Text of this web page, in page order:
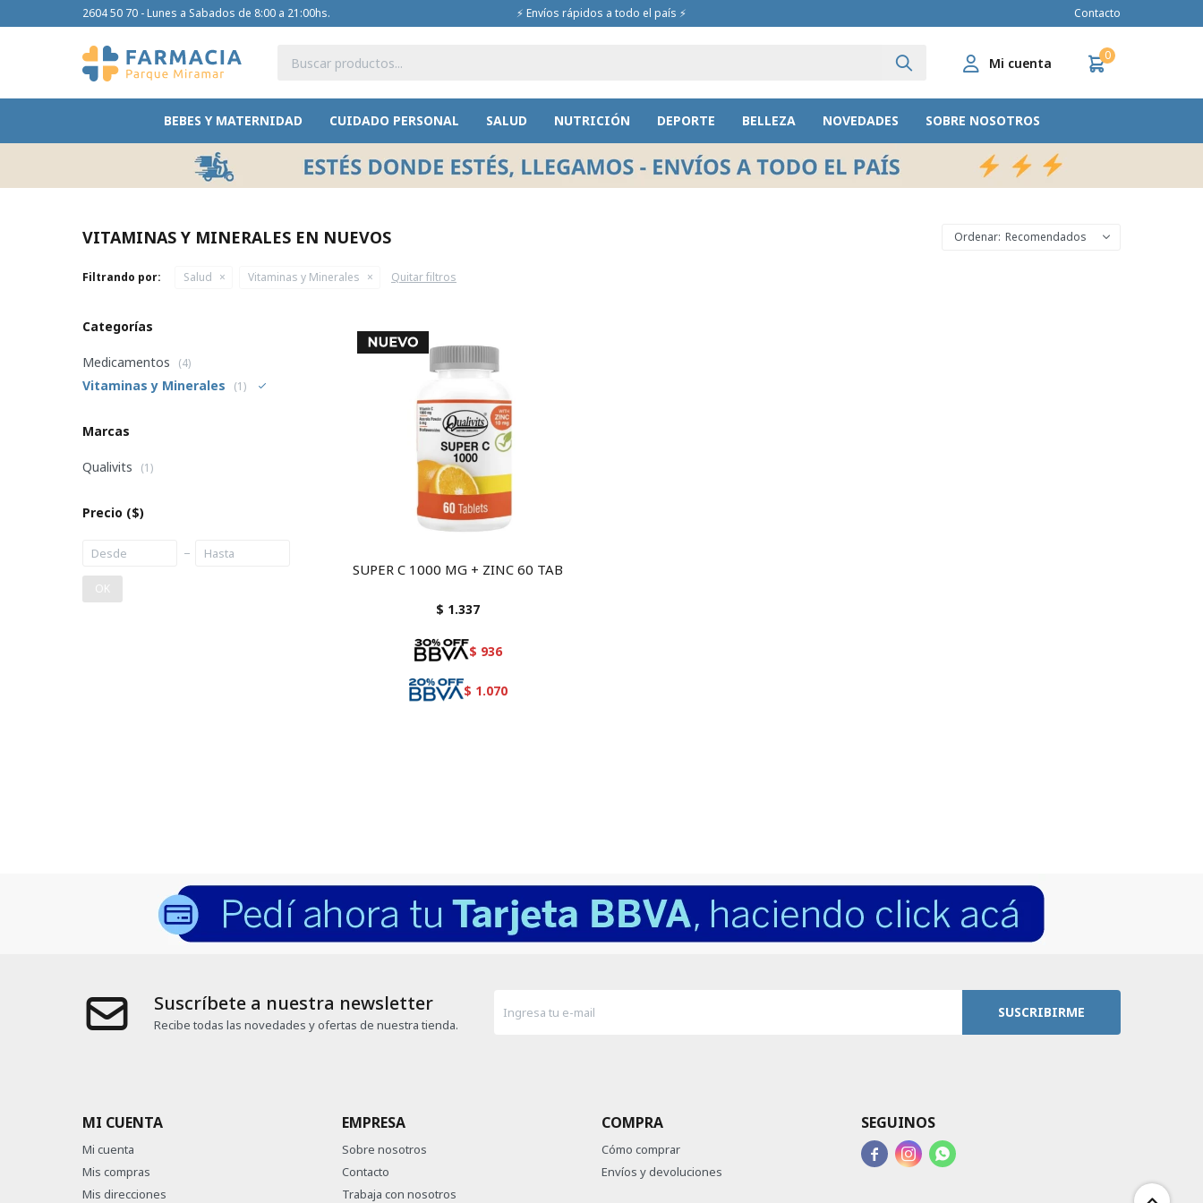
BEBES Y MATERNIDAD CUIDADO PERSONAL SALUD NUTRICIÓN DEPORTE BELLEZA NOVEDADES SOBRE NOSOTROS
0
2604 50 70 - Lunes a Sabados de 8:00 a 21:00hs. ⚡ Envíos rápidos a todo el país ⚡ Contacto
VITAMINAS Y MINERALES EN NUEVOS Recomendados
Filtrando por: Salud Vitaminas y Minerales Quitar filtros
SUPER C 1000 MG + ZINC 60 TAB
$ 1.337
$ 936
$ 1.070
Categorías
Medicamentos (4)
Vitaminas y Minerales (1)
Marcas
Qualivits (1)
Precio ($)
OK
Suscríbete a nuestra newsletter
Recibe todas las novedades y ofertas de nuestra tienda.
SUSCRIBIRME
MI CUENTA
Mi cuenta
Mis compras
Mis direcciones
EMPRESA
Sobre nosotros
Contacto
Trabaja con nosotros
COMPRA
Cómo comprar
Envíos y devoluciones
SEGUINOS
  